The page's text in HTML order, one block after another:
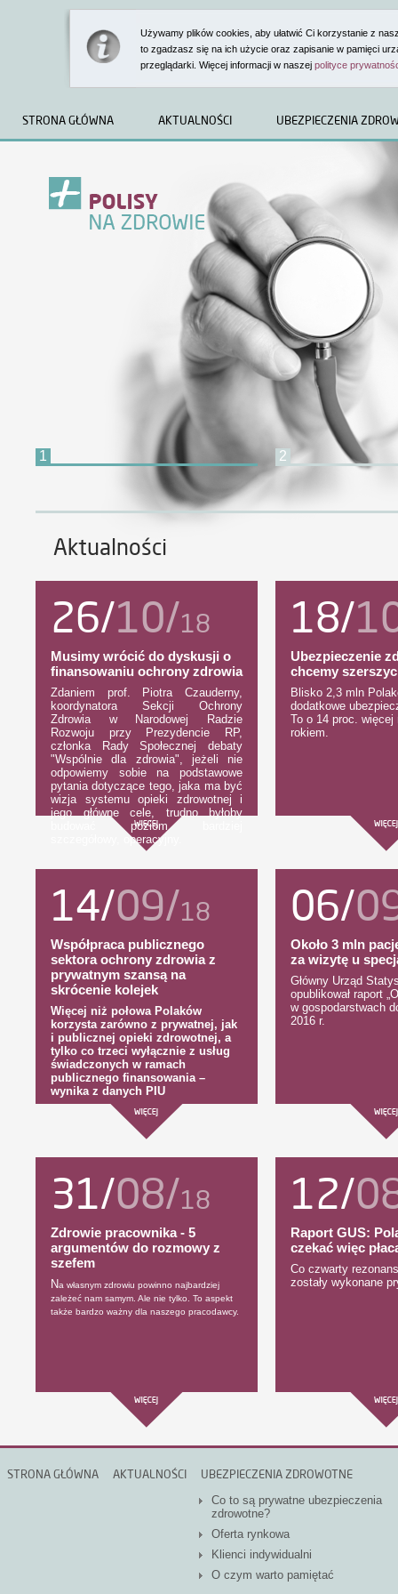
Używamy plików cookies, aby ułatwić Ci korzystanie z
to zgadzasz się na ich użycie oraz zapisanie w pamięci
przeglądarki. Więcej informacji w naszej polityce
STRONA GŁÓWNA AKTUALNOŚCI UBEZPIECZENIA
Witamy w
prywatnym
KLIENCI
Dowiesz się tu m.in.:
jakie ubezpieczenia
z czego może
polisy w zakresie
medyczne.
1 2
Aktualności
26/10/18
Musimy wrócić do dyskusji o
finansowaniu ochrony zdrowia
Zdaniem prof. Piotra Czauderny,
koordynatora Sekcji Ochrony
Zdrowia w Narodowej Radzie
Rozwoju przy Prezydencie RP,
członka Rady Społecznej debaty
"Wspólnie dla zdrowia", jeżeli nie
odpowiemy sobie na podstawowe
pytania dotyczące tego, jaka ma być
wizja systemu opieki zdrowotnej i
jego główne cele, trudno byłoby
budować poziom bardziej
szczegółowy, operacyjny.
18/
Ubezpieczenie
chcemy
Blisko 2,3 mln
dodatkowe
To o 14 proc. więcej
rokiem.
14/09/18
Współpraca publicznego
sektora ochrony zdrowia z
prywatnym szansą na
skrócenie kolejek
Więcej niż połowa Polaków
korzysta zarówno z prywatnej, jak
i publicznej opieki zdrowotnej, a
tylko co trzeci wyłącznie z usług
świadczonych w ramach
publicznego finansowania –
wynika z danych PIU
06/
Około 3 mln
za wizytę u
Główny Urząd
opublikował raport
w gospodarstwach
2016 r.
31/08/18
Zdrowie pracownika - 5
argumentów do rozmowy z
szefem
Na własnym zdrowiu powinno najbardziej
zależeć nam samym. Ale nie tylko. To aspekt
także bardzo ważny dla naszego pracodawcy.
12/
Raport GUS:
czekać więc
Co czwarty
zostały wykonane
STRONA GŁÓWNA AKTUALNOŚCI UBEZPIECZENIA ZDROWOTNE
Co to są prywatne ubezpieczenia
zdrowotne?
Oferta rynkowa
Klienci indywidualni
O czym warto pamiętać